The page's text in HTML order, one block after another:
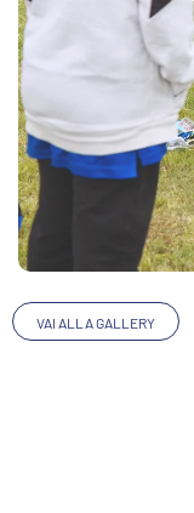
VAI ALLA GALLERY